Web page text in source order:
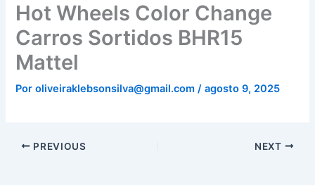
Hot Wheels Color Change
Carros Sortidos BHR15
Mattel
Poroliveiraklebsonsilva@gmail.com/agosto 9, 2025
PREVIOUS NEXT